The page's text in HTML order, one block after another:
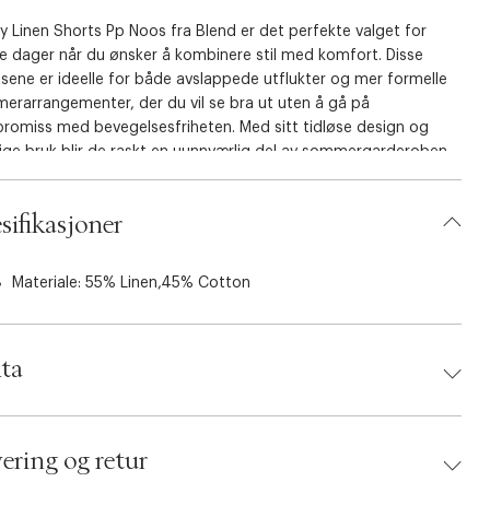
Linen Shorts Pp Noos fra Blend er det perfekte valget for
dager når du ønsker å kombinere stil med komfort. Disse
er ideelle for både avslappede utflukter og mer formelle
der du vil se bra ut uten å gå på
med bevegelsesfriheten. Med sitt tidløse design og
bruk blir de raskt en uunnværlig del av sommergarderoben
Shortsene er laget av en blanding av bomull og
passform: Den elastiske midjen med snøring gir en
design: De enkle, men elegante detaljene gjør disse
egnet for enhver anledning.
din et friskt pust med Bhbay Linen Shorts Pp
opplevelser.
Materiale: 55% Linen,45% Cotton
Size: XXL
og retur